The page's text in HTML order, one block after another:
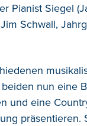
Pianist Siegel
Schwall,
nun eine
und eine
präsentieren.